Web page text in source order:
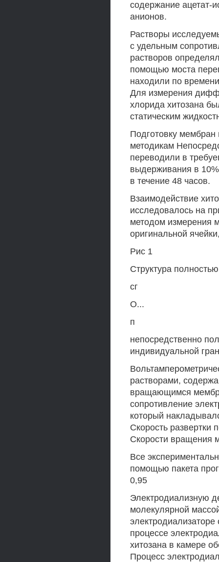
содержание ацетат-
анионов.
Растворы
с удельным
растворов
помощью моста
находили по
Для измерения
хлорида хитозана
статическим
Подготовку
методикам
переводили в
выдерживания в
в течение 48 часов.
Взаимодействие
исследовалось на
методом измерения
оригинальной
Рис 1
Структура
сг
О...
п
непосредственно
индивидуальной
растворами,
вращающимся
сопротивление
который
Скорость развертки
Скорости вращения
Все
помощью пакета
0,95
Электродиализную
молекулярной
процессе
хитозана в камере
Процесс